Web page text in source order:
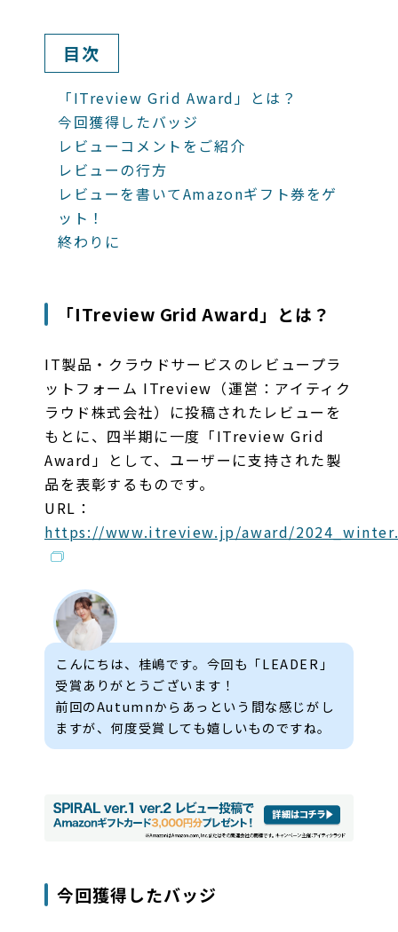
目次
「ITreview Grid Award」とは？
今回獲得したバッジ
レビューコメントをご紹介
レビューの行方
レビューを書いてAmazonギフト券をゲ
ット！
終わりに
「ITreview Grid Award」とは？
IT製品・クラウドサービスのレビュープラ
ットフォーム ITreview（運営：アイティク
ラウド株式会社）に投稿されたレビューを
もとに、四半期に一度「ITreview Grid
Award」として、ユーザーに支持された製
品を表彰するものです。
URL：
https://www.itreview.jp/award/
こんにちは、桂嶋です。今回も「LEADER」
受賞ありがとうございます！
前回のAutumnからあっという間な感じがし
ますが、何度受賞しても嬉しいものですね。
今回獲得したバッジ